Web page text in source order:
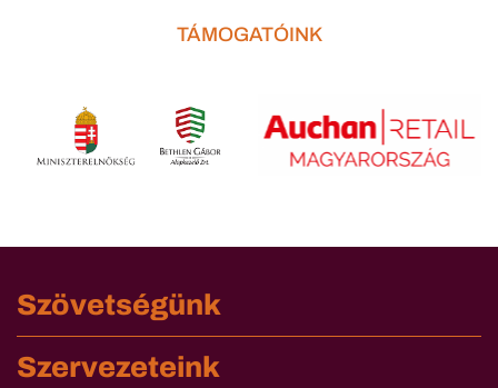
TÁMOGATÓINK
Szövetségünk
Szervezeteink